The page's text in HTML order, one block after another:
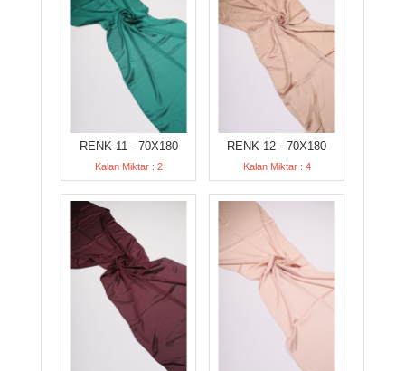
RENK-11 - 70X180
Kalan Miktar : 2
RENK-12 - 70X180
Kalan Miktar : 4